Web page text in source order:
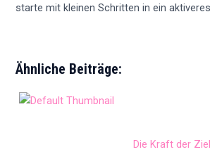
starte mit kleinen Schritten in ein
Ähnliche Beiträge:
Die Kraft der